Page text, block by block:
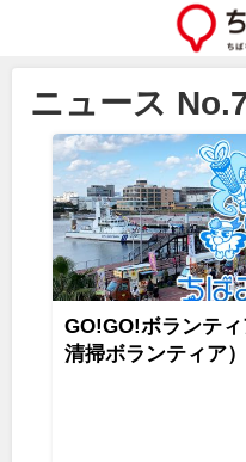
ニュース
GO!GO!ボランテ
清掃ボランティア）